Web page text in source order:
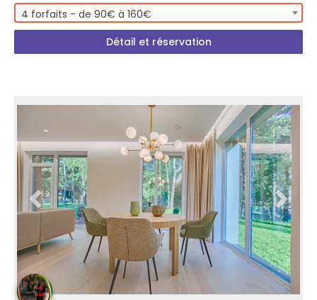
4 forfaits - de 90€ à 160€
Détail et réservation